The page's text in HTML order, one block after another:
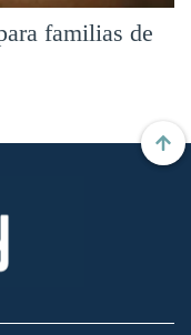
familias de